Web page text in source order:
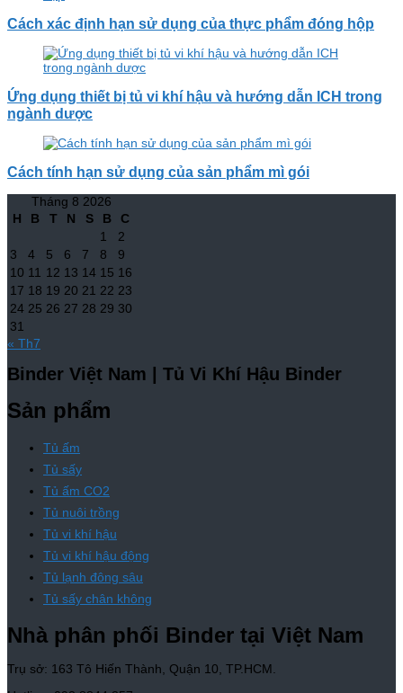
Cách xác định hạn sử dụng của thực phẩm đóng hộp
Ứng dụng thiết bị tủ vi khí hậu và hướng dẫn ICH trong
ngành dược
Cách tính hạn sử dụng của sản phẩm mì gói
Tháng 8 2026
H
B T N S B
C
1
2
3
4 5 6 7 8
9
10 11 12 13 14 15 16
17 18 19 20 21 22 23
24 25 26 27 28 29 30
31
« Th7
Binder Việt Nam | Tủ Vi Khí Hậu Binder
Sản phẩm
Tủ ấm
Tủ sấy
Tủ ấm CO2
Tủ nuôi trồng
Tủ vi khí hậu
Tủ vi khí hậu động
Tủ lạnh đông sâu
Tủ sấy chân không
Nhà phân phối Binder tại Việt Nam
Trụ sở: 163 Tô Hiến Thành, Quận 10, TP.HCM.